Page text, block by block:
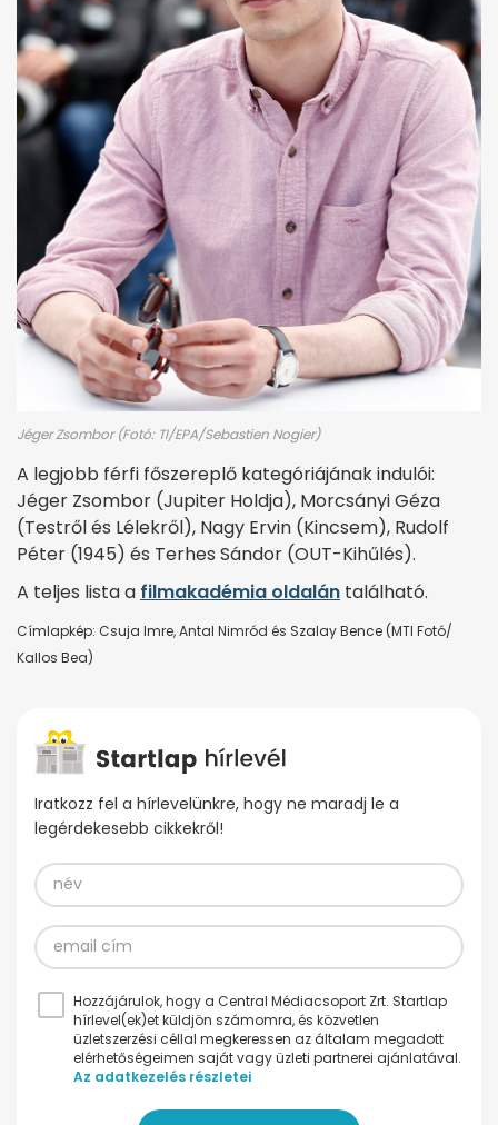
Jéger Zsombor (Fotó: TI/EPA/Sebastien Nogier)
A legjobb férfi főszereplő kategóriájának indulói:
Jéger Zsombor (Jupiter Holdja), Morcsányi Géza
(Testről és Lélekről), Nagy Ervin (Kincsem), Rudolf
Péter (1945) és Terhes Sándor (OUT-Kihűlés).
A teljes lista a filmakadémia oldalán található.
Címlapkép: Csuja Imre, Antal Nimród és Szalay Bence (MTI Fotó/
Kallos Bea)
Iratkozz fel a hírlevelünkre, hogy ne maradj le a
legérdekesebb cikkekről!
Hozzájárulok, hogy a Central Médiacsoport Zrt. Startlap
hírlevel(ek)et küldjön számomra, és közvetlen
üzletszerzési céllal megkeressen az általam megadott
elérhetőségeimen saját vagy üzleti partnerei ajánlatával.
Az adatkezelés részletei